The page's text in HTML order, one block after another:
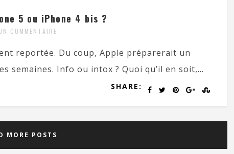
5 ou iPhone 4 bis ?
COMMENTAIRE
reportée. Du coup, Apple préparerait un
semaines. Info ou intox ? Quoi qu’il en soit,...
SHARE:
MORE POSTS